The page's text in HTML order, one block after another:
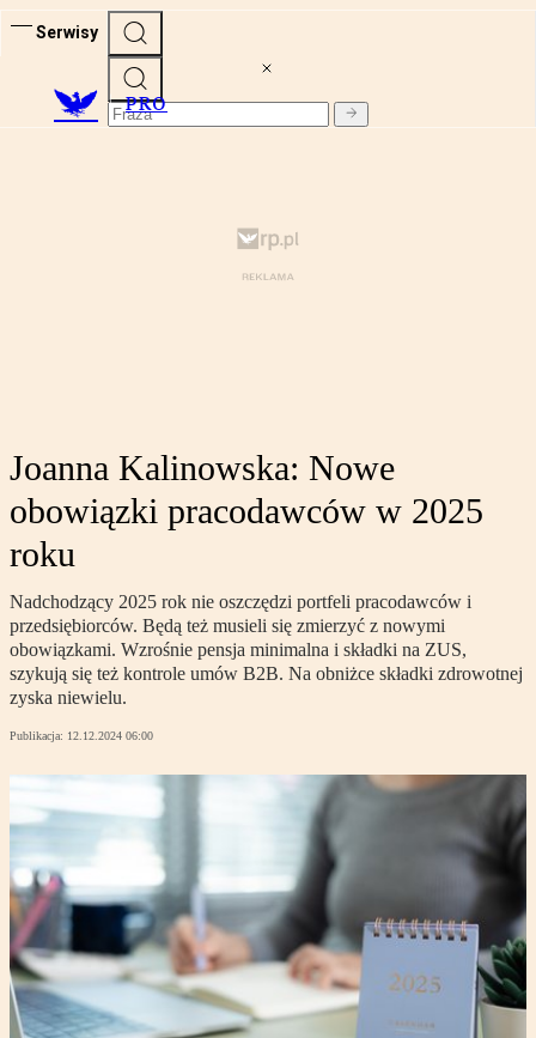
Serwisy
PRO
Joanna Kalinowska: Nowe
obowiązki pracodawców w 2025
roku
Nadchodzący 2025 rok nie oszczędzi portfeli pracodawców i
przedsiębiorców. Będą też musieli się zmierzyć z nowymi
obowiązkami. Wzrośnie pensja minimalna i składki na ZUS,
szykują się też kontrole umów B2B. Na obniżce składki zdrowotnej
zyska niewielu.
Publikacja: 12.12.2024 06:00